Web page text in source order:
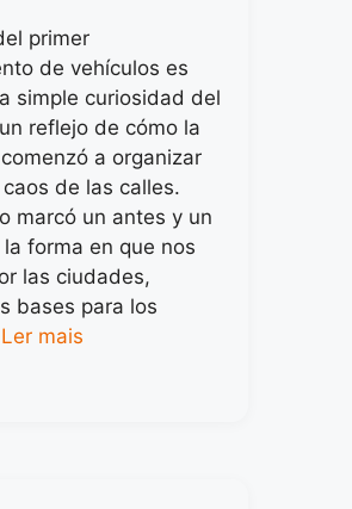
primer
de vehículos es
simple curiosidad del
reflejo de cómo la
a organizar
de las calles.
marcó un antes y un
forma en que nos
las ciudades,
bases para los
Ler mais